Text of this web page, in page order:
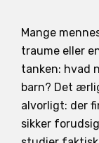
Mange
traume eller
tanken: hvad
barn? Det
alvorligt: der
sikker